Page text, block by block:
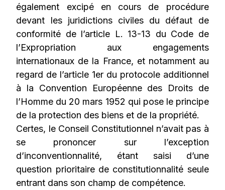
également excipé en cours de procédure
devant les juridictions civiles du défaut de
conformité de l’article L. 13-13 du Code de
l’Expropriation aux engagements
internationaux de la France, et notamment au
regard de l’article 1er du protocole additionnel
à la Convention Européenne des Droits de
l’Homme du 20 mars 1952 qui pose le principe
de la protection des biens et de la propriété.
Certes, le Conseil Constitutionnel n’avait pas à
se prononcer sur l’exception
d’inconventionnalité, étant saisi d’une
question prioritaire de constitutionnalité seule
entrant dans son champ de compétence.